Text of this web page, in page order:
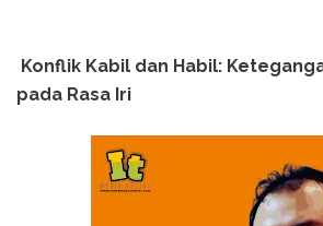
Konflik Kabil dan Habil:
pada Rasa Iri